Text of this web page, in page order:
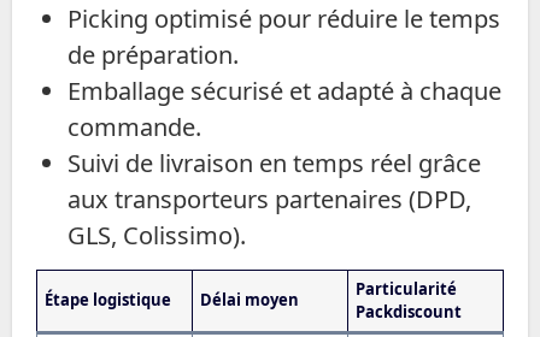
Picking optimisé pour réduire le temps
de préparation.
Emballage sécurisé et adapté à chaque
commande.
Suivi de livraison en temps réel grâce
aux transporteurs partenaires (DPD,
GLS, Colissimo).
Étape logistique Délai moyen
Particularité
Packdiscount